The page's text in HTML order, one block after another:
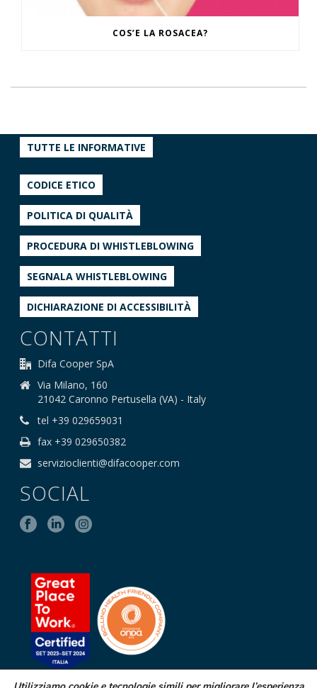
COS’E LA ROSACEA?
TUTTE LE INFORMATIVE
CODICE ETICO
POLITICA DI QUALITÀ
PROCEDURA DI WHISTLEBLOWING
SEGNALA WHISTLEBLOWING
DICHIARAZIONE DI ACCESSIBILITÀ
CONTATTI
Difa Cooper SpA
Via Milano, 160
21042 Caronno Pertusella (VA) - Italy
tel +39 029659031
fax +39 029650382
servizioclienti@difacooper.com
SOCIAL